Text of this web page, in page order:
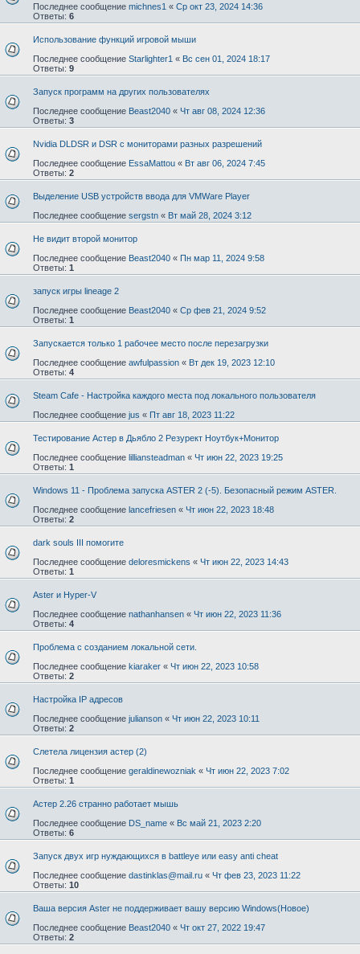
Последнее сообщение michnes1 « Ср окт 23, 2024 14:36
Ответы: 6
Использование функций игровой мыши
Последнее сообщение Starlighter1 « Вс сен 01, 2024 18:17
Ответы: 9
Запуск программ на других пользователях
Последнее сообщение Beast2040 « Чт авг 08, 2024 12:36
Ответы: 3
Nvidia DLDSR и DSR с мониторами разных разрешений
Последнее сообщение EssaMattou « Вт авг 06, 2024 7:45
Ответы: 2
Выделение USB устройств ввода для VMWare Player
Последнее сообщение sergstn « Вт май 28, 2024 3:12
Не видит второй монитор
Последнее сообщение Beast2040 « Пн мар 11, 2024 9:58
Ответы: 1
запуск игры lineage 2
Последнее сообщение Beast2040 « Ср фев 21, 2024 9:52
Ответы: 1
Запускается только 1 рабочее место после перезагрузки
Последнее сообщение awfulpassion « Вт дек 19, 2023 12:10
Ответы: 4
Steam Cafe - Настройка каждого места под локального пользователя
Последнее сообщение jus « Пт авг 18, 2023 11:22
Тестирование Астер в Дьябло 2 Резурект Ноутбук+Монитор
Последнее сообщение lilliansteadman « Чт июн 22, 2023 19:25
Ответы: 1
Windows 11 - Проблема запуска ASTER 2 (-5). Безопасный режим ASTER.
Последнее сообщение lancefriesen « Чт июн 22, 2023 18:48
Ответы: 2
dark souls III помогите
Последнее сообщение deloresmickens « Чт июн 22, 2023 14:43
Ответы: 1
Aster и Hyper-V
Последнее сообщение nathanhansen « Чт июн 22, 2023 11:36
Ответы: 4
Проблема с созданием локальной сети.
Последнее сообщение kiaraker « Чт июн 22, 2023 10:58
Ответы: 2
Настройка IP адресов
Последнее сообщение julianson « Чт июн 22, 2023 10:11
Ответы: 2
Слетела лицензия астер (2)
Последнее сообщение geraldinewozniak « Чт июн 22, 2023 7:02
Ответы: 1
Астер 2.26 странно работает мышь
Последнее сообщение DS_name « Вс май 21, 2023 2:20
Ответы: 6
Запуск двух игр нуждающихся в battleye или easy anti cheat
Последнее сообщение dastinklas@mail.ru « Чт фев 23, 2023 11:22
Ответы: 10
Ваша версия Aster не поддерживает вашу версию Windows(Новое)
Последнее сообщение Beast2040 « Чт окт 27, 2022 19:47
Ответы: 2